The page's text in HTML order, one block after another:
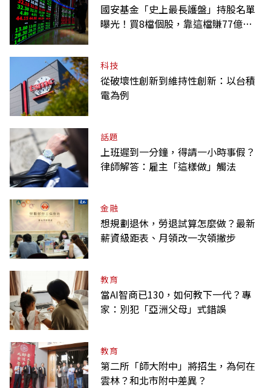
國安基金「史上最長護盤」持股名單
曝光！買8檔個股，靠這檔賺77億最
科技
從破壞性創新到維持性創新：以台積
電為例
話題
上班遲到一分鐘，得請一小時事假？
律師解答：雇主「這樣做」觸法
金融
想規劃退休，勞退試算怎麼做？最新
薪資級距表、月領改一次領撇步
教育
當AI智商已130，如何教下一代？專
家：別犯「亞洲父母」式錯誤
教育
第二所「師大附中」將招生，為何在
雲林？和北市附中差異？